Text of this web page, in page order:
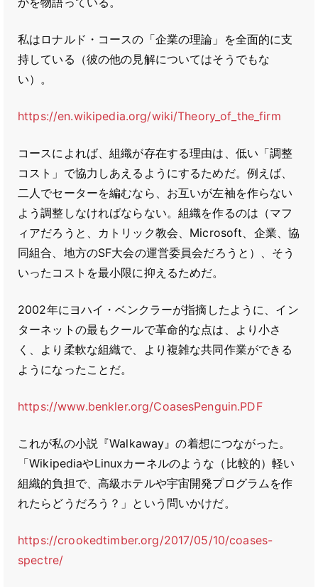
私はロナルド・コースの「企業の理論」を全面的に支
持している（彼の他の見解についてはそうでもな
い）。
https://en.wikipedia.org/wiki/Theory_of_the_firm
コースによれば、組織が存在する理由は、低い「調整
コスト」で協力しあえるようにするためだ。例えば、
二人でセーターを編むなら、お互いが左袖を作らない
よう調整しなければならない。組織を作るのは（マフ
ィアだろうと、カトリック教会、Microsoft、企業、協
同組合、地方のSF大会の運営委員会だろうと）、そう
いったコストを最小限に抑えるためだ。
2002年にヨハイ・ベンクラーが指摘したように、イン
ターネットの最もクールで革命的な点は、より小さ
く、より柔軟な組織で、より複雑な共同作業ができる
ようになったことだ。
https://www.benkler.org/CoasesPenguin.PDF
これが私の小説『Walkaway』の着想につながった。
「WikipediaやLinuxカーネルのような（比較的）軽い
組織的負担で、高級ホテルや宇宙開発プログラムを作
れたらどうだろう？」という問いかけだ。
https://crookedtimber.org/2017/05/10/coases-
spectre/